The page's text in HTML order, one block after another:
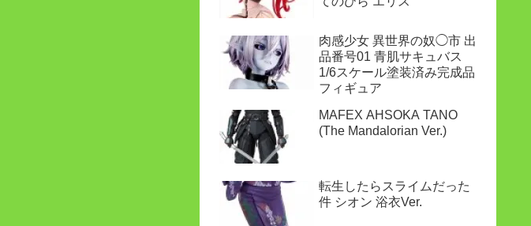
肉感少女 異世界の奴◯市 出
品番号01 青肌サキュバス
1/6スケール塗装済み完成品
フィギュア
MAFEX AHSOKA TANO
(The Mandalorian Ver.)
転生したらスライムだった
件 シオン 浴衣Ver.